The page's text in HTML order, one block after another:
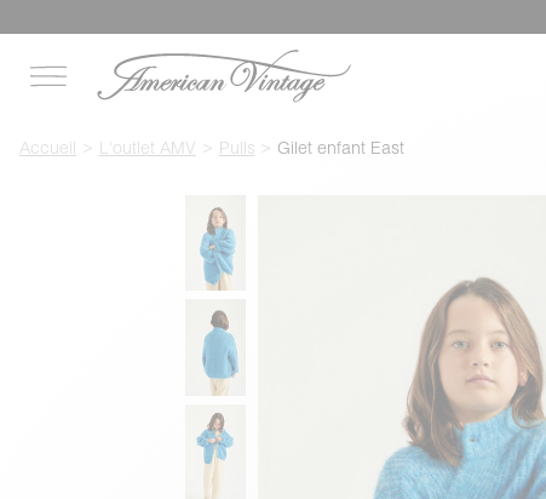
Accueil L'outlet AMV Pulls Gilet enfant East